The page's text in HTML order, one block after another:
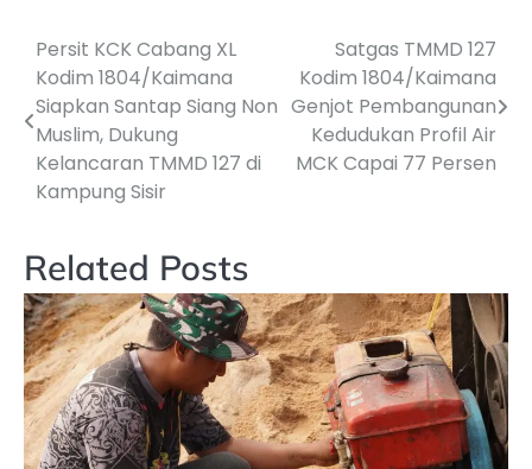
Navigasi
pos
Persit KCK Cabang XL
Kodim 1804/Kaimana
Siapkan Santap Siang Non
Muslim, Dukung
Kelancaran TMMD 127 di
Kampung Sisir
Satgas TMMD 127
Kodim 1804/Kaimana
Genjot Pembangunan
Kedudukan Profil Air
MCK Capai 77 Persen
Related Posts